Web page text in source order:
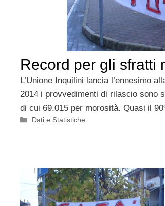
Record per gli sfratti
L’Unione Inquilini lancia l’ennesimo
2014 i provvedimenti di rilascio sono
di cui 69.015 per morosità. Quasi il
Categorie
Dati e Statistiche